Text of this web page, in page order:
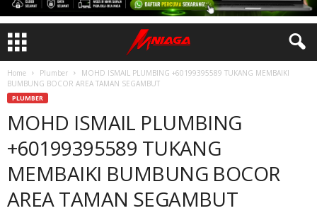
Home Plumber
MOHD ISMAIL PLUMBING +60199395589 TUKANG MEMBAIKI
BUMBUNG BOCOR AREA TAMAN SEGAMBUT
PLUMBER
MOHD ISMAIL PLUMBING
+60199395589 TUKANG
MEMBAIKI BUMBUNG BOCOR
AREA TAMAN SEGAMBUT